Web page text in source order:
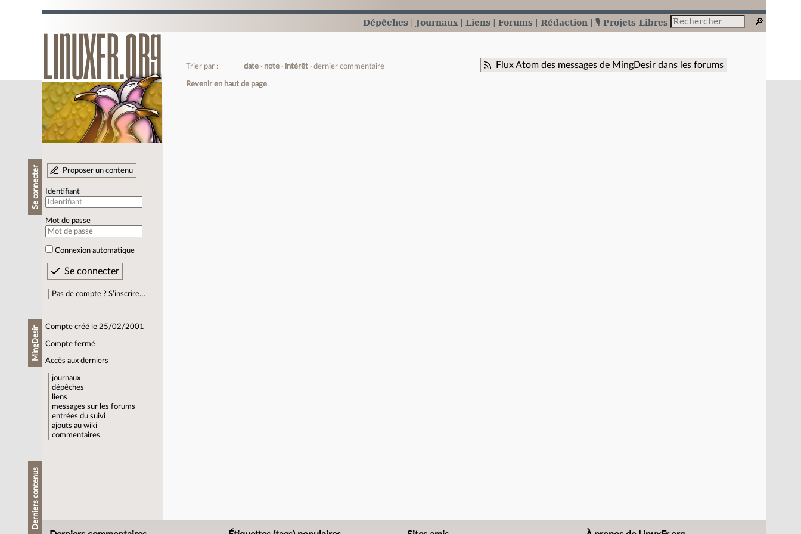
Dépêches Journaux Liens Forums Rédaction 🎙️ Projets Libres
Se connecter Proposer un contenu
Identifiant
Mot de passe
Connexion automatique
Pas de compte ? S’inscrire…
MingDesir Compte créé le 25/02/2001
Compte fermé
Accès aux derniers
journaux
dépêches
liens
messages sur les forums
entrées du suivi
ajouts au wiki
commentaires
Derniers contenus
Flux Atom des messages de MingDesir dans les forums
Trier par : date note intérêt dernier commentaire
Revenir en haut de page